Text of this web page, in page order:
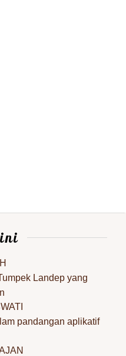
Landep yang
pandangan aplikatif